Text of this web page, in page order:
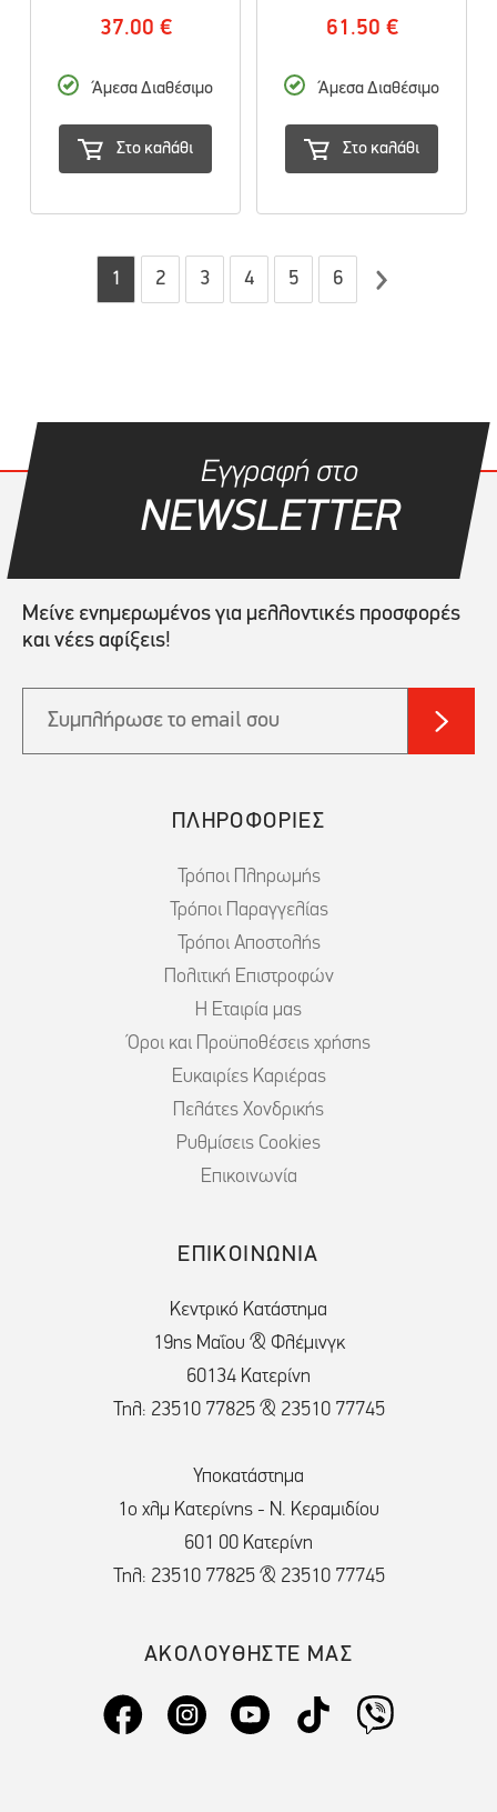
37.00 €
Άμεσα Διαθέσιμο
Στο καλάθι
61.50 €
Άμεσα Διαθέσιμο
Στο καλάθι
1 2 3 4 5 6
Εγγραφή στο
NEWSLETTER
Μείνε ενημερωμένος για μελλοντικές προσφορές
και νέες αφίξεις!
ΠΛΗΡΟΦΟΡΙΕΣ
Τρόποι Πληρωμής
Τρόποι Παραγγελίας
Τρόποι Αποστολής
Πολιτική Επιστροφών
Η Εταιρία μας
Όροι και Προϋποθέσεις χρήσης
Ευκαιρίες Καριέρας
Πελάτες Χονδρικής
Ρυθμίσεις Cookies
Επικοινωνία
ΕΠΙΚΟΙΝΩΝΙΑ
Κεντρικό Κατάστημα
19ης Μαΐου & Φλέμινγκ
60134 Κατερίνη
Τηλ: 23510 77825 & 23510 77745
Υποκατάστημα
1ο χλμ Κατερίνης - Ν. Κεραμιδίου
601 00 Κατερίνη
Τηλ: 23510 77825 & 23510 77745
ΑΚΟΛΟΥΘΗΣΤΕ ΜΑΣ